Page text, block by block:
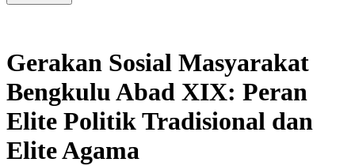
Gerakan Sosial Masyarakat
Bengkulu Abad XIX: Peran
Elite Politik Tradisional dan
Elite Agama